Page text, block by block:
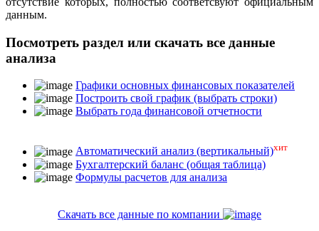
данным.
Посмотреть раздел или скачать все данные
анализа
Графики основных финансовых показателей
Построить свой график (выбрать строки)
Выбрать года финансовой отчетности
Автоматический анализ (вертикальный)хит
Бухгалтерский баланс (общая таблица)
Формулы расчетов для анализа
Скачать все данные по компании